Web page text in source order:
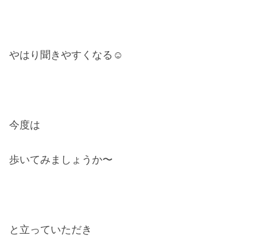
やはり聞きやすくなる☺︎
今度は
歩いてみましょうか〜
と立っていただき